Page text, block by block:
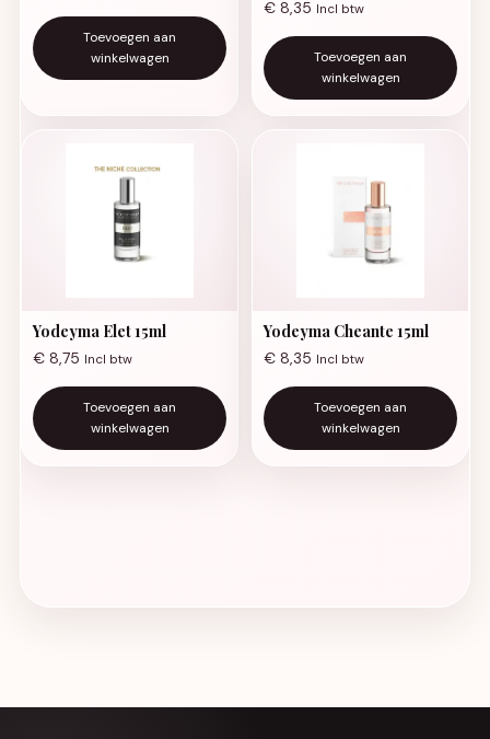
Toevoegen aan
winkelwagen
€ 8,35 Incl btw
Toevoegen aan
winkelwagen
Yodeyma Elet 15ml
€ 8,75 Incl btw
Toevoegen aan
winkelwagen
Yodeyma Cheante 15ml
€ 8,35 Incl btw
Toevoegen aan
winkelwagen